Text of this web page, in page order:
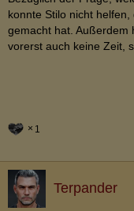
konnte Stilo nicht
gemacht hat. Außerdem
vorerst auch keine Zeit,
1
Terpander